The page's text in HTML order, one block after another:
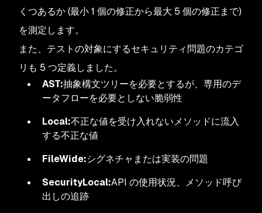
くつあるか (最小 1 個の修正から最大 5 個の修正まで)
を測定します。
また、テストの対象にするセキュリティ問題のカテゴ
リも 5 つ定義しました。
AST:抽象構文ツリーを必要とするが、専用のデ
ータフローを必要としない脆弱性
Local:不正な値を受け入れないメソッドに流入
する不正な値
FileWide:シグネチャまたは実装の問題
SecurityLocal:API の使用状況、メソッド呼び
出しの追跡